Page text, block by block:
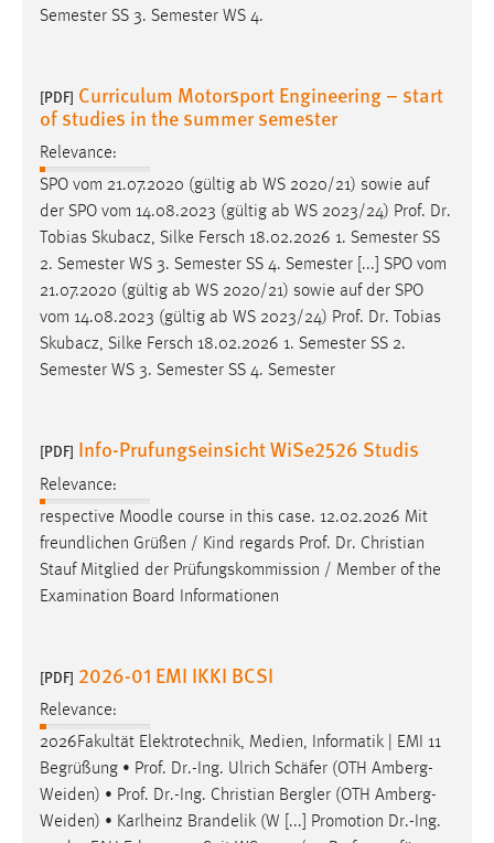
Semester SS 3. Semester WS 4.
[PDF] Curriculum Motorsport Engineering – start
of studies in the summer semester
Relevance:
SPO vom 21.07.2020 (gültig ab WS 2020/21) sowie auf
der SPO vom 14.08.2023 (gültig ab WS 2023/24) Prof. Dr.
Tobias Skubacz, Silke Fersch 18.02.2026 1. Semester SS
2. Semester WS 3. Semester SS 4. Semester [...] SPO vom
21.07.2020 (gültig ab WS 2020/21) sowie auf der SPO
vom 14.08.2023 (gültig ab WS 2023/24) Prof. Dr. Tobias
Skubacz, Silke Fersch 18.02.2026 1. Semester SS 2.
Semester WS 3. Semester SS 4. Semester
[PDF] Info-Prufungseinsicht WiSe2526 Studis
Relevance:
respective Moodle course in this case. 12.02.2026 Mit
freundlichen Grüßen / Kind regards Prof. Dr. Christian
Stauf Mitglied der Prüfungskommission / Member of the
Examination Board Informationen
[PDF] 2026-01 EMI IKKI BCSI
Relevance:
2026Fakultät Elektrotechnik, Medien, Informatik | EMI 11
Begrüßung • Prof. Dr.-Ing. Ulrich Schäfer (OTH Amberg-
Weiden) • Prof. Dr.-Ing. Christian Bergler (OTH Amberg-
Weiden) • Karlheinz Brandelik (W [...] Promotion Dr.-Ing.